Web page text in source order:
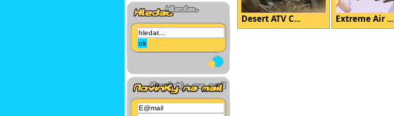
Desert ATV C... Extreme Air ...